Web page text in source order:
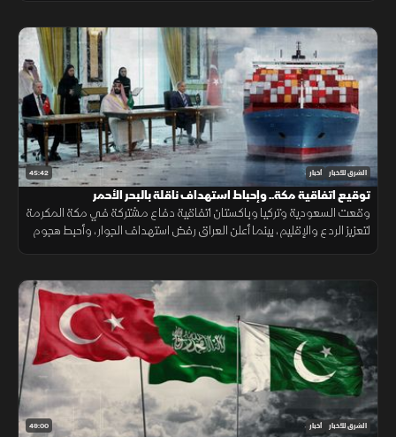
45:42 الشرق للأخبار أخبار
توقيع اتفاقية مكة.. وإحباط استهداف ناقلة بالبحر الأحمر
وقعت السعودية وتركيا وباكستان اتفاقية دفاع مشتركة في مكة المكرمة
لتعزيز الردع والإقليم، بينما أعلن العراق رفض استهداف الجوار، وأحبط هجوم
49:00 الشرق للأخبار أخبار